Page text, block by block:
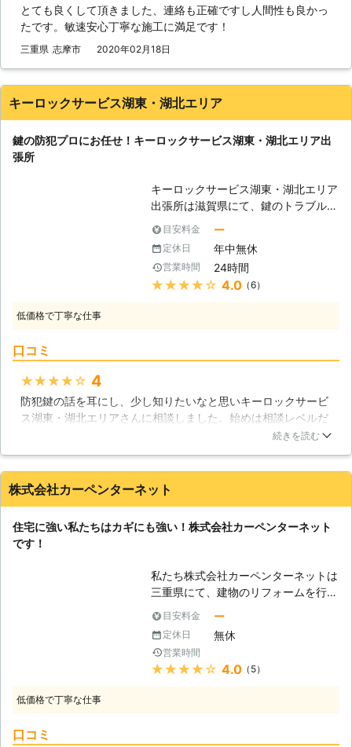
期待する事が可能となります。 【外
車やイモビライザーなど特殊なカギに
も対応しています】 高い技術力と
と呼ばれる専用キーまで、幅広い業務
内容で解決を提案する事が可能です。
っておりますので、短時間で高品質の
事が可能となっておりますので、些細
な事でも何なりとご相談ください。
【カギのメンテナンスも高い需要があ
ります】 カギは故障、破損してしま
った際に生活に支障をきたす恐れがあ
ります。一刻も早く解決する事が望ま
れる案件も少なくありません。当然こ
すので、是非お気軽にご利用くださ
とても良くして頂きました、連絡も正確ですし人間性も良かっ
たです。敏速安心丁寧な施工に満足です！
三重県 志摩市 2020年02月18日
キーロックサービス湖東・湖北エリア
鍵の防犯プロにお任せ！キーロックサービス湖東・湖北エリア出
張所
キーロックサービス湖東・湖北エリア
出張所は滋賀県にて、鍵のトラブル解
決、防犯対策をおこなっています。鍵
の紛失はとても困ります。特に深夜に
帰宅し、明日仕事なんて時はとても焦
りますし、今すぐに鍵開けを行ってほ
しいですよね。お任せください、私た
として防犯対策というものがあるので
す。この防犯対策には鍵も関わってき
ます。鍵は大切なものを守るために使
うものですから、その性能を強化する
ことで防犯性が上がります。他にも防
犯カメラや様々な防犯グッズがありま
対策もご提案いたします。 【様々な
鍵】 鍵は次々と新しいものが開発さ
した。私たちはそれらの情報や構造を
しり、お客様の鍵のトラブルの際、直
ぐに対応できるように日々研究をし、
備えております。数が増えるというこ
とはその分対応策が必要になってきま
す。私たちには実績と技術があり、ど
んな鍵にも対応いたします。お困りの
目安料金 ー
定休日 年中無休
営業時間 24時間
★★★★★ 4.0（6）
低価格で丁寧な仕事
口コミ
★★★★★ 4
防犯鍵の話を耳にし、少し知りたいなと思いキーロックサービ
ス湖東・湖北エリアさんに相談しました。始めは相談レベルだ
ったのですが、スタッフさんの説明が良くて、つい話込んでし
鍵を変える時期にスタッフさんが詳しく話してくれたので良い
きっかけとなりました！
滋賀県 近江八幡市 2016年12月21日
続きを読む
株式会社カーペンターネット
住宅に強い私たちはカギにも強い！株式会社カーペンターネット
です！
私たち株式会社カーペンターネットは
三重県にて、建物のリフォームを行っ
ています。扱っているものは住宅だけ
でなく店舗や事務所なども含まれてお
り、これまでに多くの作業を経験して
きました。住宅の工事を数多く手がけ
てきたということは、カギについても
目安料金 ー
定休日 無休
営業時間
★★★★★ 4.0（5）
低価格で丁寧な仕事
口コミ